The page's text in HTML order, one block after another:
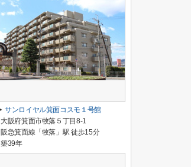
サンロイヤル箕面コスモ１号館
大阪府箕面市牧落５丁目8-1
阪急箕面線「牧落」駅 徒歩15分
築39年